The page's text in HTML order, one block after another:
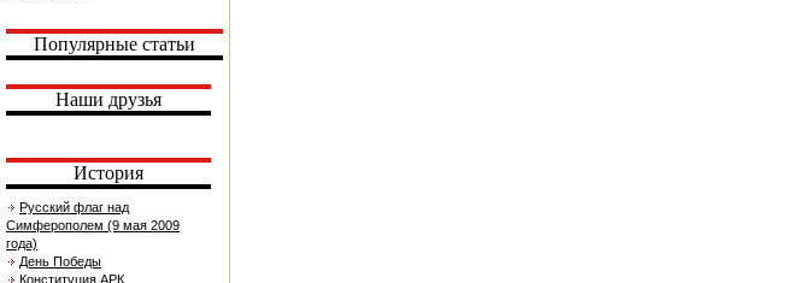
Популярные статьи
Наши друзья
История
Русский флаг над
Симферополем (9 мая 2009
года)
День Победы
Конституция АРК